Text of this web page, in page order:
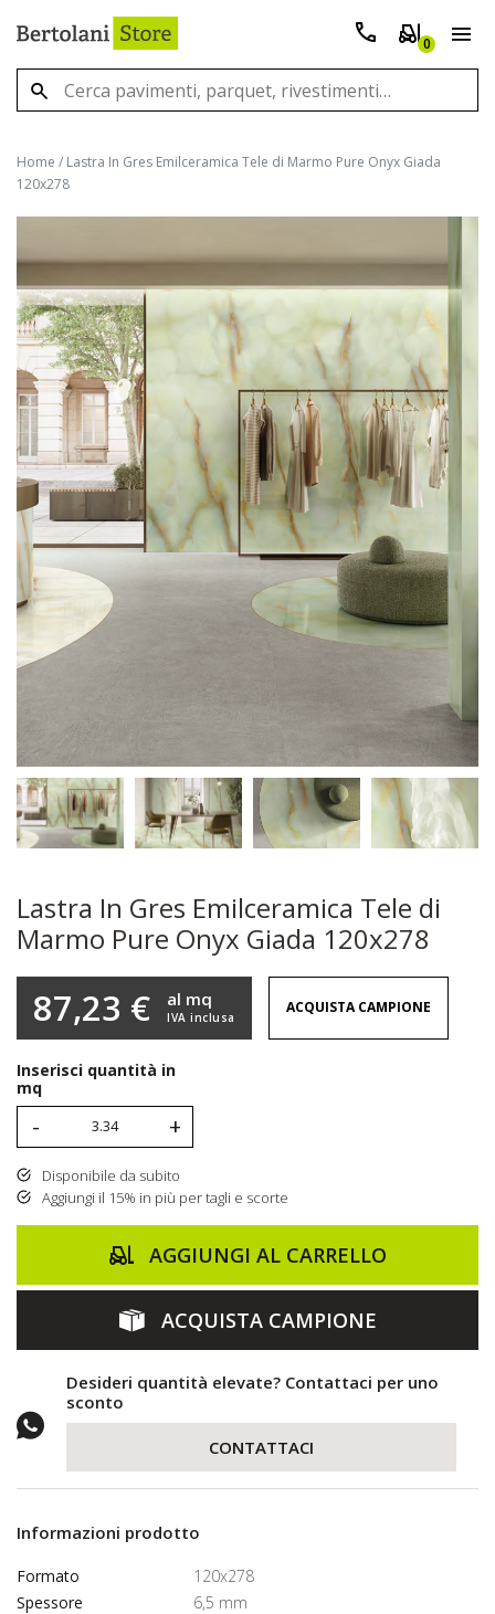
0
Home / Lastra In Gres Emilceramica Tele di Marmo Pure Onyx Giada
120x278
Lastra In Gres Emilceramica Tele di
Marmo Pure Onyx Giada 120x278
87,23 € IVA inclusa
al mq ACQUISTA CAMPIONE
Inserisci quantità in
mq
- +
Disponibile da subito
Aggiungi il 15% in più per tagli e scorte
AGGIUNGI AL CARRELLO
ACQUISTA CAMPIONE
Desideri quantità elevate? Contattaci per uno
sconto
CONTATTACI
Informazioni prodotto
Formato
120x278
Spessore
6,5 mm